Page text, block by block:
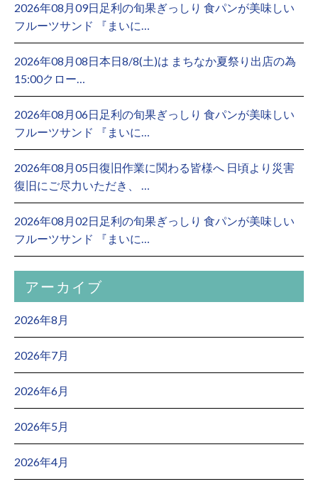
2026年08月09日足利の旬果ぎっしり 食パンが美味しい
フルーツサンド 『まいに…
2026年08月08日本日8/8(土)は まちなか夏祭り出店の為
15:00クロー…
2026年08月06日足利の旬果ぎっしり 食パンが美味しい
フルーツサンド 『まいに…
2026年08月05日復旧作業に関わる皆様へ 日頃より災害
復旧にご尽力いただき、 …
2026年08月02日足利の旬果ぎっしり 食パンが美味しい
フルーツサンド 『まいに…
アーカイブ
2026年8月
2026年7月
2026年6月
2026年5月
2026年4月